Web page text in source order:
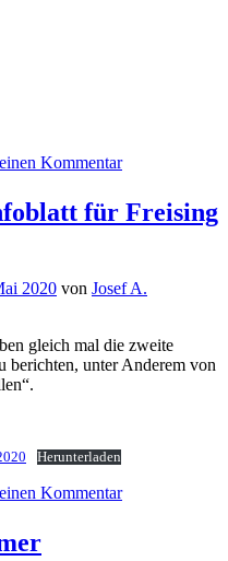
Kommentarzu
auf
Stein
für Freising
2020 von Josef A.
gleich mal die zweite
berichten, unter Anderem von
Herunterladen
Kommentarzu